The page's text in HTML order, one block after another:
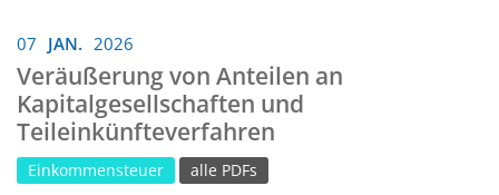
07 JAN. 2026
Veräußerung von Anteilen an
Kapitalgesellschaften und
Teileinkünfteverfahren
Einkommensteuer alle PDFs